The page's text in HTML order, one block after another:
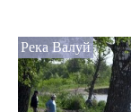
Река Валуй